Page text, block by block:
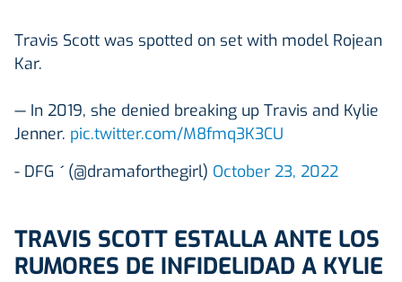
Travis Scott was spotted on set with model Rojean
Kar.
— In 2019, she denied breaking up Travis and Kylie
Jenner. pic.twitter.com/M8fmq3K3CU
- DFG  (@dramaforthegirl) October 23, 2022
TRAVIS SCOTT ESTALLA ANTE LOS
RUMORES DE INFIDELIDAD A KYLIE